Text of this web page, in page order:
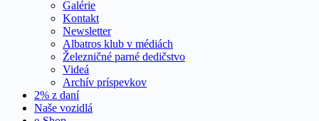
Galérie
Kontakt
Newsletter
Albatros klub v médiách
Železničné parné dedičstvo
Videá
Archív príspevkov
2% z daní
Naše vozidlá